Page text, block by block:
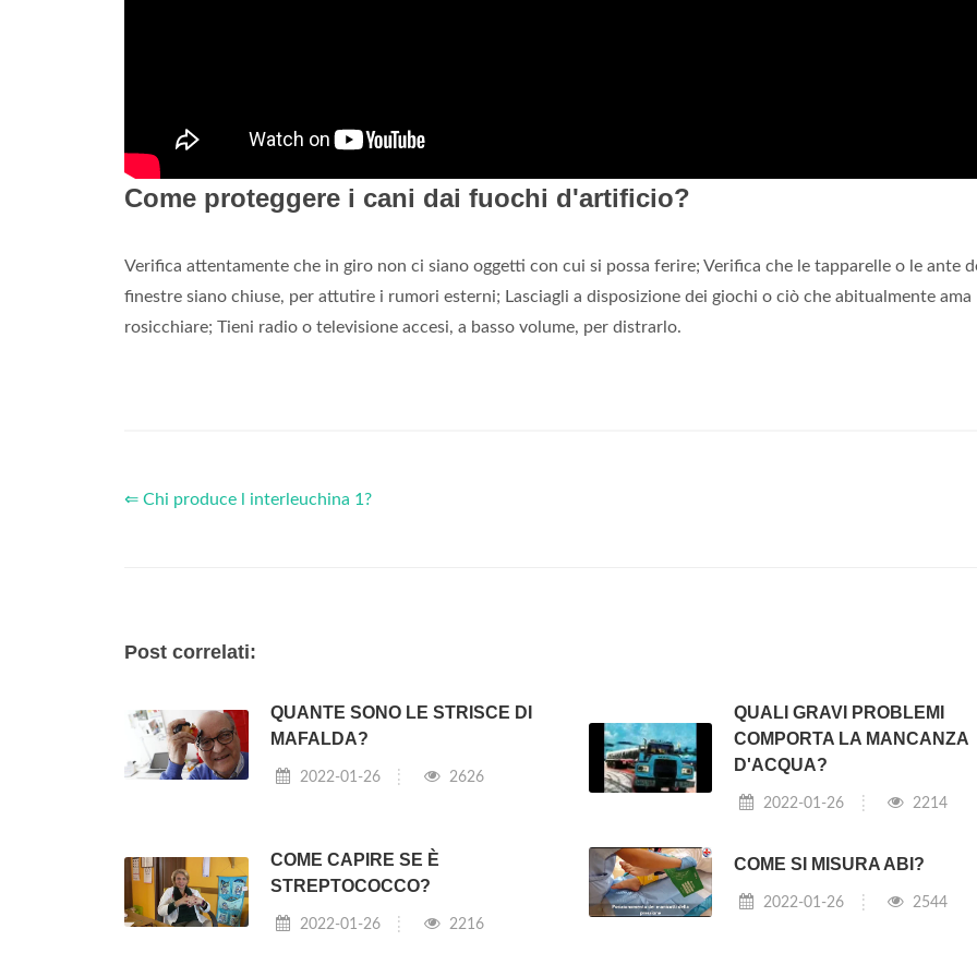
Come proteggere i cani dai fuochi d'artificio?
Verifica attentamente che in giro non ci siano oggetti con cui si possa ferire; Verifica che le tapparelle o le ante
finestre siano chiuse, per attutire i rumori esterni; Lasciagli a disposizione dei giochi o ciò che abitualmente ama
rosicchiare; Tieni radio o televisione accesi, a basso volume, per distrarlo.
⇐ Chi produce l interleuchina 1?
Post correlati:
QUANTE SONO LE STRISCE DI
MAFALDA?
2022-01-26 2626
QUALI GRAVI PROBLEMI
COMPORTA LA MANCANZA
D'ACQUA?
2022-01-26 2214
COME CAPIRE SE È
STREPTOCOCCO?
2022-01-26 2216
COME SI MISURA ABI?
2022-01-26 2544